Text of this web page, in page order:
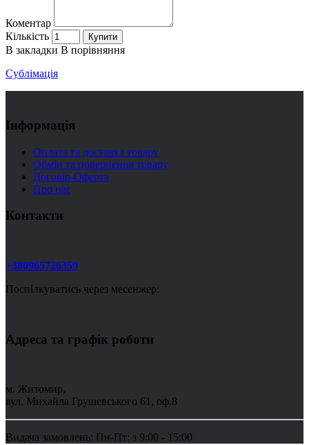
Коментар
Кількість
Купити
В закладки В порівняння
Сублімація
Інформація
Оплата та доставка товару
Обмін та повернення товару
Договір-Оферта
Про нас
Контакти
+380965726359
Поспілкуватись через месенжер:
Адреса та графік роботи
м. Житомир,
вул. Михайла Грушевського 61, оф.8
Видача замовлень: Пн-Пт: з 9:00 - 15:00